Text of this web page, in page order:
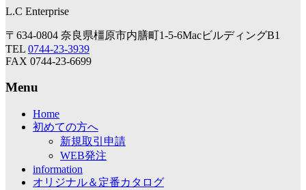
L.C Enterprise
〒634-0804 奈良県橿原市内膳町1-5-6MacビルディングB1
TEL 0744-23-3939
FAX 0744-23-6699
Menu
Home
初めての方へ
新規取引申請
WEB発注
information
オリジナル＆定番カタログ